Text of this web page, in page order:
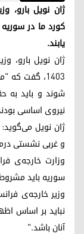
ژان نویل بارو،
کورد ما در
یابند.
۱۴۰۳، گفت
شوند و باید به
نیروی اساسی
ژان نویل
و غربی نشستی
وزارت خارجه‌ی
سوریه باید
وزیر خارجه‌ی
نباید بر اساس
آنان باشد."